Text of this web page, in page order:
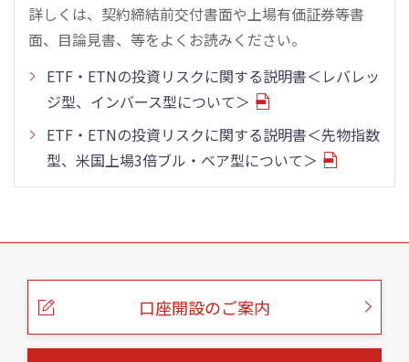
詳しくは、契約締結前交付書面や上場有価証券等書
面、目論見書、等をよくお読みください。
ETF・ETNの投資リスクに関する説明書＜レバレッ
ジ型、インバース型について＞
ETF・ETNの投資リスクに関する説明書＜先物指数
型、米国上場3倍ブル・ベア型について＞
こ
口座開設のご案内